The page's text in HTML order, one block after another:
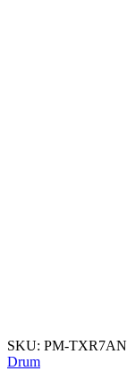
SKU: PM-TXR7AN
Drum